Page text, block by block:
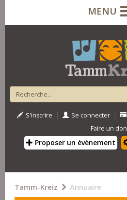
MENU
S'inscrire | Se connecter |
Faire un don
Proposer un évènement
Tamm-Kreiz Annuaire